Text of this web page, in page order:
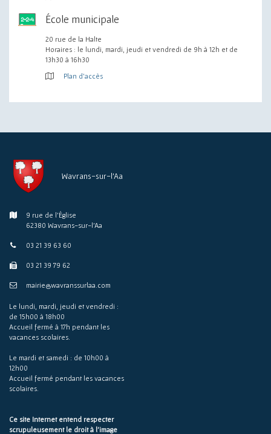
École municipale
20 rue de la Halte
Horaires : le lundi, mardi, jeudi et vendredi de 9h à 12h et de
13h30 à 16h30
Plan d'accès
Wavrans-sur-l'Aa
9 rue de l'Église
62380 Wavrans-sur-l'Aa
03 21 39 63 60
03 21 39 79 62
mairie@wavranssurlaa.com
Le lundi, mardi, jeudi et vendredi :
de 15h00 à 18h00
Accueil fermé à 17h pendant les
vacances scolaires.
Le mardi et samedi : de 10h00 à
12h00
Accueil fermé pendant les vacances
scolaires.
Ce site Internet entend respecter
scrupuleusement le droit à l'image